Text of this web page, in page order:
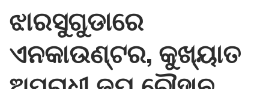
ଝାରସୁଗୁଡାରେ
ଏନକାଉଣ୍ଟର, କୁଖ୍ୟାତ